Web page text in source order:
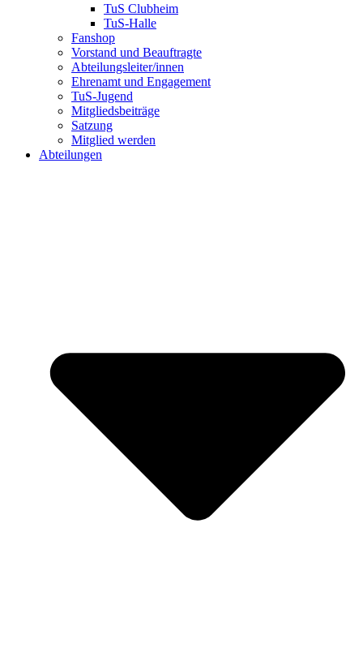
TuS Clubheim
TuS-Halle
Fanshop
Vorstand und Beauftragte
Abteilungsleiter/innen
Ehrenamt und Engagement
TuS-Jugend
Mitgliedsbeiträge
Satzung
Mitglied werden
Abteilungen